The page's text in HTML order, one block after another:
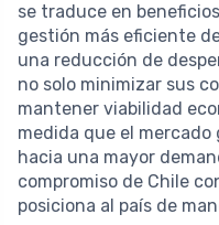
se traduce en
gestión más eficiente
una reducción de
no solo minimizar sus
mantener viabilidad
medida que el
hacia una mayor
compromiso de Chile
posiciona al país de